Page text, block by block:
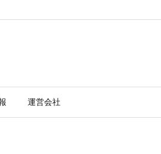
運営会社